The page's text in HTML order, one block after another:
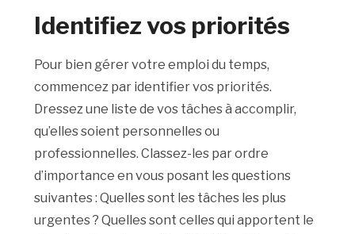
Identifiez vos priorités
Pour bien gérer votre emploi du temps,
commencez par identifier vos priorités.
Dressez une liste de vos tâches à accomplir,
qu’elles soient personnelles ou
professionnelles. Classez-les par ordre
d’importance en vous posant les questions
suivantes : Quelles sont les tâches les plus
urgentes ? Quelles sont celles qui apportent le